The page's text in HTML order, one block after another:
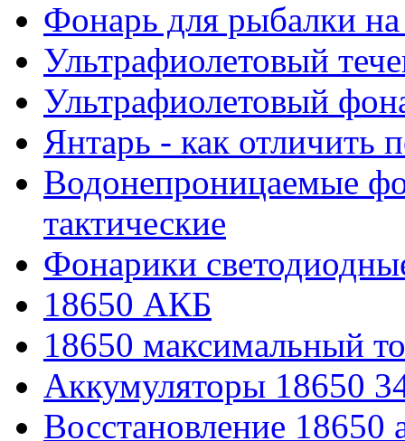
Фонарь для рыбалки на
Ультрафиолетовый
Ультрафиолетовый
Янтарь - как отличить
Водонепроницаемые
тактические
Фонарики
18650 АКБ
18650 максимальный
Аккумуляторы 18650
Восстановление 18650